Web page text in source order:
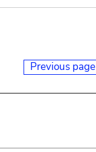
Previous page